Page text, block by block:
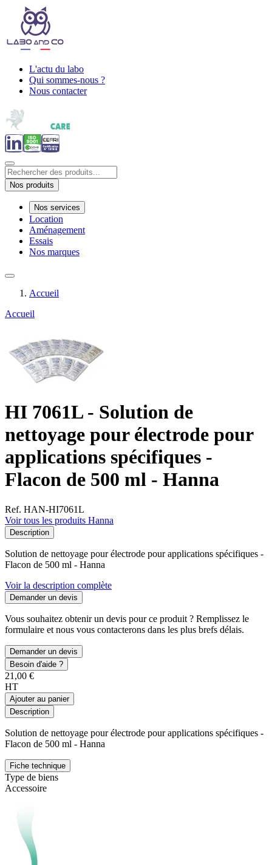
L'actu du labo
Qui sommes-nous ?
Nous contacter
Nos produits
Nos services
Location
Aménagement
Essais
Nos marques
Accueil
Accueil
HI 7061L - Solution de
nettoyage pour électrode pour
applications spécifiques -
Flacon de 500 ml - Hanna
Ref. HAN-HI7061L
Voir tous les produits Hanna
Description
Solution de nettoyage pour électrode pour applications spécifiques -
Flacon de 500 ml - Hanna
Voir la description complète
Demander un devis
Vous souhaitez obtenir un devis pour ce produit ? Remplissez le
formulaire et nous vous contacterons dans les plus brefs délais.
Demander un devis
Besoin d'aide ?
21,00 €
HT
Ajouter au panier
Description
Solution de nettoyage pour électrode pour applications spécifiques -
Flacon de 500 ml - Hanna
Fiche technique
Type de biens
Accessoire